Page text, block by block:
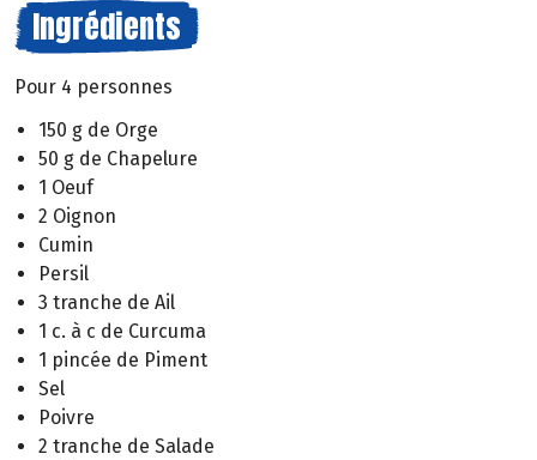
Ingrédients
Pour 4 personnes
150 g de Orge
50 g de Chapelure
1 Oeuf
2 Oignon
Cumin
Persil
3 tranche de Ail
1 c. à c de Curcuma
1 pincée de Piment
Sel
Poivre
2 tranche de Salade